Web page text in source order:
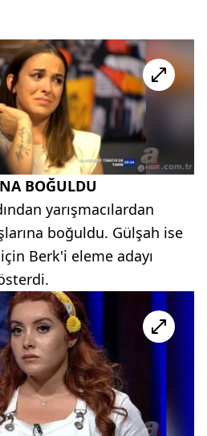
BOĞULDU
yarışmacılardan
boğuldu. Gülşah ise
Berk'i eleme adayı